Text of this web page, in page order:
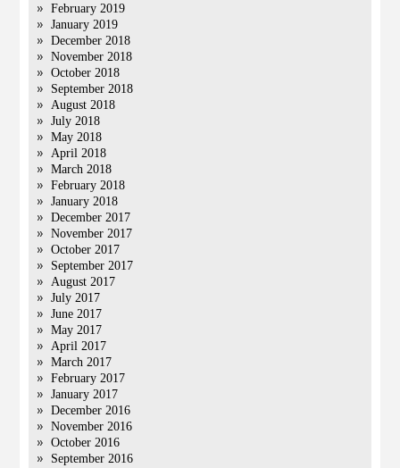
February 2019
January 2019
December 2018
November 2018
October 2018
September 2018
August 2018
July 2018
May 2018
April 2018
March 2018
February 2018
January 2018
December 2017
November 2017
October 2017
September 2017
August 2017
July 2017
June 2017
May 2017
April 2017
March 2017
February 2017
January 2017
December 2016
November 2016
October 2016
September 2016